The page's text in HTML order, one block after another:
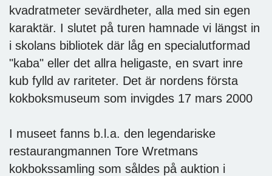
kvadratmeter sevärdheter, alla med sin egen
karaktär. I slutet på turen hamnade vi längst in
i skolans bibliotek där låg en specialutformad
"kaba" eller det allra heligaste, en svart inre
kub fylld av rariteter. Det är nordens första
kokboksmuseum som invigdes 17 mars 2000
I museet fanns b.l.a. den legendariske
restaurangmannen Tore Wretmans
kokbokssamling som såldes på auktion i